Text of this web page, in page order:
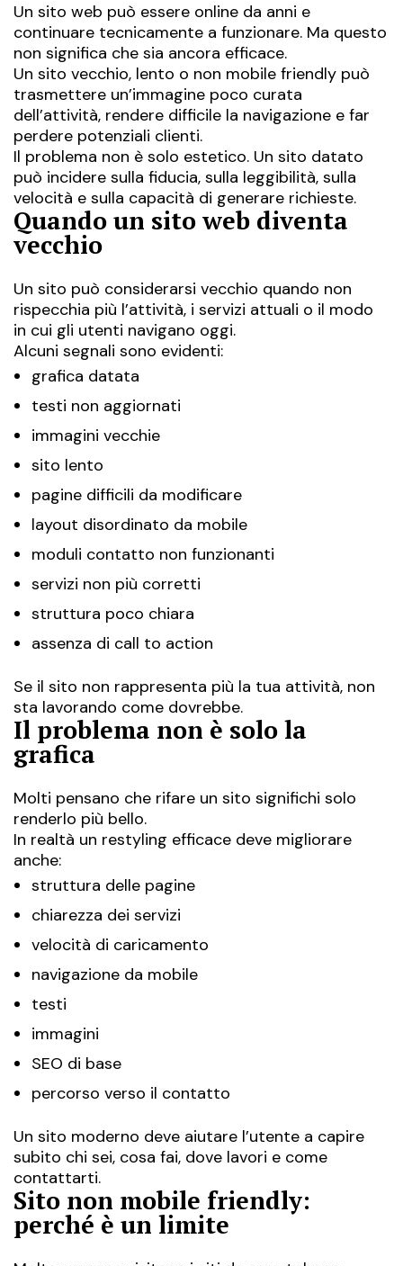
Un sito web può essere online da anni e
continuare tecnicamente a funzionare. Ma questo
non significa che sia ancora efficace.
Un sito vecchio, lento o non mobile friendly può
trasmettere un’immagine poco curata
dell’attività, rendere difficile la navigazione e far
perdere potenziali clienti.
Il problema non è solo estetico. Un sito datato
può incidere sulla fiducia, sulla leggibilità, sulla
velocità e sulla capacità di generare richieste.
Quando un sito web diventa
vecchio
Un sito può considerarsi vecchio quando non
rispecchia più l’attività, i servizi attuali o il modo
in cui gli utenti navigano oggi.
Alcuni segnali sono evidenti:
grafica datata
testi non aggiornati
immagini vecchie
sito lento
pagine difficili da modificare
layout disordinato da mobile
moduli contatto non funzionanti
servizi non più corretti
struttura poco chiara
assenza di call to action
Se il sito non rappresenta più la tua attività, non
sta lavorando come dovrebbe.
Il problema non è solo la
grafica
Molti pensano che rifare un sito significhi solo
renderlo più bello.
In realtà un restyling efficace deve migliorare
anche:
struttura delle pagine
chiarezza dei servizi
velocità di caricamento
navigazione da mobile
testi
immagini
SEO di base
percorso verso il contatto
Un sito moderno deve aiutare l’utente a capire
subito chi sei, cosa fai, dove lavori e come
contattarti.
Sito non mobile friendly:
perché è un limite